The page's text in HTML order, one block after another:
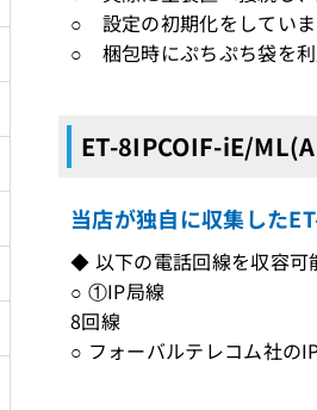
○ 設定の初期化をしてい
○ 梱包時にぷちぷち袋を
ET-8IPCOIF-iE/
当店が独自に収集した
◆ 以下の電話回線を収容可
○ ①IP局線
8回線
○ フォーバルテレコム社の